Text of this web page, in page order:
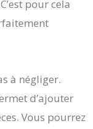
pour cela
à négliger.
d’ajouter
Vous pourrez